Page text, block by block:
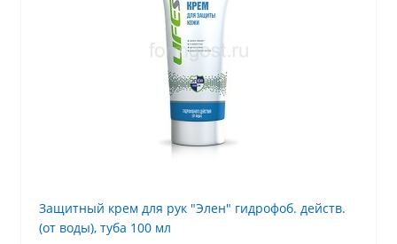
Защитный крем для рук "Элен" гидрофоб. действ.
(от воды), туба 100 мл